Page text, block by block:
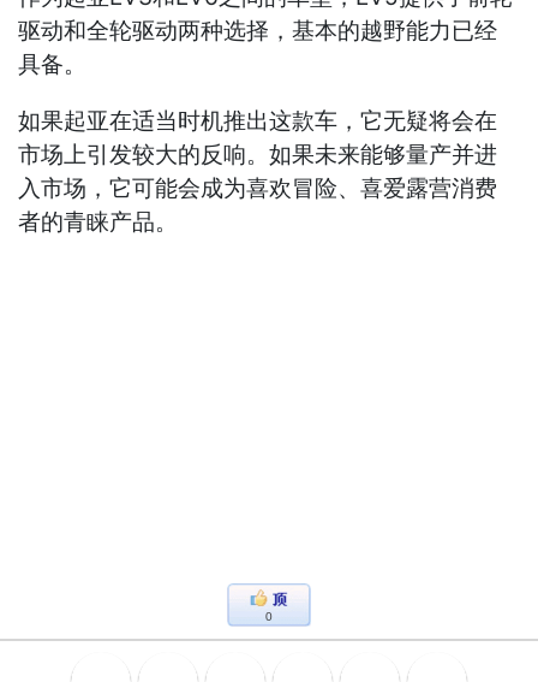
驱动和全轮驱动两种选择，基本的越野能力已经
具备。
如果起亚在适当时机推出这款车，它无疑将会在
市场上引发较大的反响。如果未来能够量产并进
入市场，它可能会成为喜欢冒险、喜爱露营消费
者的青睐产品。
0